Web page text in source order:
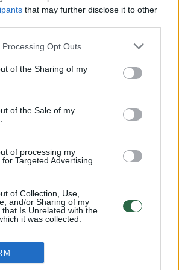
that may further disclose it to other
Opt Outs
of the Sharing of my
of the Sale of my
of processing my
Targeted Advertising.
of Collection, Use,
and/or Sharing of my
that Is Unrelated with the
it was collected.
nepavyko
00:00:59
Vilniaus Vakarinis aplinkkelis:
premjerei“: pasidalijo jautriais
Prunskienę
Visi įrašai